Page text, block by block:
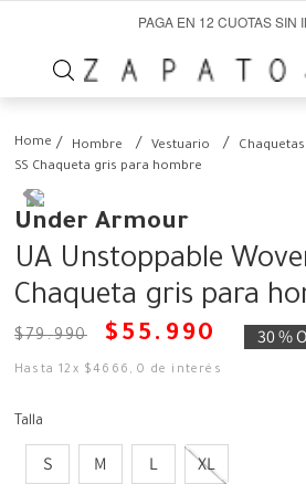
PAGA EN 12 CUOTAS SIN
Hombre Vestuario Chaquetas
SS Chaqueta gris para hombre
Under Armour
UA Unstoppable
Chaqueta gris para
$79.990 $ 55 . 990 30 %
Hasta12 x $4666 ,0 de interés
Talla
S M L XL